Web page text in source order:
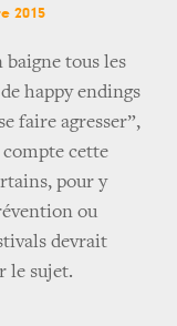
2015
tous les
happy endings
faire agresser”,
cette
pour y
ou
devrait
le sujet.